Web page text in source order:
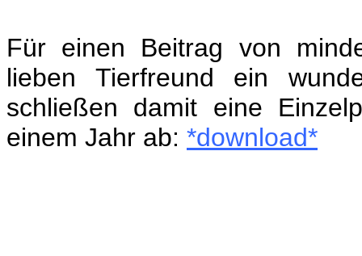
Für einen Beitrag von
lieben Tierfreund ein
schließen damit eine
einem Jahr ab: *download*